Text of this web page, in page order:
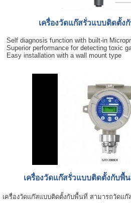
เครื่องวัดแก๊สรั่วแบบติดตั้ง
Self diagnosis function with built-in
Superior performance for detecting toxic
Easy installation with a wall mount type
เครื่องวัดแก๊สรั่วแบบติดตั้งกับพื้
เครื่องวัดแก๊สแบบติดตั้งกับพื้นที่ สามารถวัดแ